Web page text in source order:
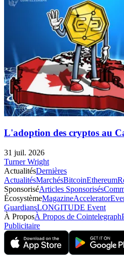
L'adoption des cryptos au
31 juil. 2026
Turner Wright
ActualitésDernières
ActualitésMarchésBitcoinEthereum
SponsoriséArticles Sponsorisés
ÉcosystèmeMagazineAccelerator
GuardiansLONGITUDE Event
À ProposÀ Propos de Cointelegraph
Publicitaire